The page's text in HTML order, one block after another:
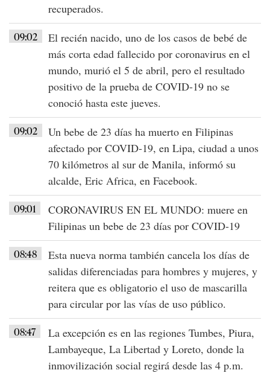
recuperados.
09:02
El recién nacido, uno de los casos de bebé de
más corta edad fallecido por coronavirus en el
mundo, murió el 5 de abril, pero el resultado
positivo de la prueba de COVID-19 no se
conoció hasta este jueves.
09:02
Un bebe de 23 días ha muerto en Filipinas
afectado por COVID-19, en Lipa, ciudad a unos
70 kilómetros al sur de Manila, informó su
alcalde, Eric Africa, en Facebook.
09:01
CORONAVIRUS EN EL MUNDO: muere en
Filipinas un bebe de 23 días por COVID-19
08:48
Esta nueva norma también cancela los días de
salidas diferenciadas para hombres y mujeres, y
reitera que es obligatorio el uso de mascarilla
para circular por las vías de uso público.
08:47
La excepción es en las regiones Tumbes, Piura,
Lambayeque, La Libertad y Loreto, donde la
inmovilización social regirá desde las 4 p.m.